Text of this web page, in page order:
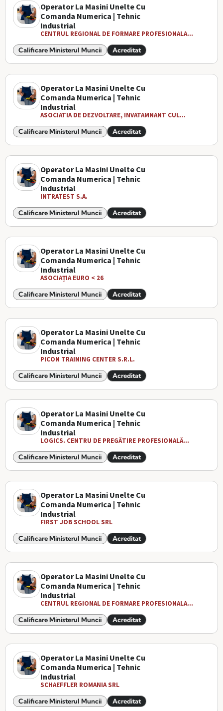
Operator La Masini Unelte Cu
Comanda Numerica | Tehnic
Industrial
CENTRUL REGIONAL DE FORMARE PROFESIONALA...
Calificare Ministerul Muncii Acreditat
Operator La Masini Unelte Cu
Comanda Numerica | Tehnic
Industrial
ASOCIATIA DE DEZVOLTARE, INVATAMNANT CUL...
Calificare Ministerul Muncii Acreditat
Operator La Masini Unelte Cu
Comanda Numerica | Tehnic
Industrial
INTRATEST S.A.
Calificare Ministerul Muncii Acreditat
Operator La Masini Unelte Cu
Comanda Numerica | Tehnic
Industrial
ASOCIAȚIA EURO < 26
Calificare Ministerul Muncii Acreditat
Operator La Masini Unelte Cu
Comanda Numerica | Tehnic
Industrial
PICON TRAINING CENTER S.R.L.
Calificare Ministerul Muncii Acreditat
Operator La Masini Unelte Cu
Comanda Numerica | Tehnic
Industrial
LOGICS. CENTRU DE PREGĂTIRE PROFESIONALĂ...
Calificare Ministerul Muncii Acreditat
Operator La Masini Unelte Cu
Comanda Numerica | Tehnic
Industrial
FIRST JOB SCHOOL SRL
Calificare Ministerul Muncii Acreditat
Operator La Masini Unelte Cu
Comanda Numerica | Tehnic
Industrial
CENTRUL REGIONAL DE FORMARE PROFESIONALA...
Calificare Ministerul Muncii Acreditat
Operator La Masini Unelte Cu
Comanda Numerica | Tehnic
Industrial
SCHAEFFLER ROMANIA SRL
Calificare Ministerul Muncii Acreditat